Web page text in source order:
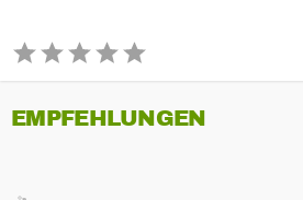
EMPFEHLUNGEN